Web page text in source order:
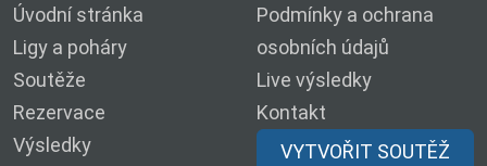
Úvodní stránka
Ligy a poháry
Soutěže
Rezervace
Výsledky
Podmínky a ochrana
osobních údajů
Live výsledky
Kontakt
VYTVOŘIT SOUTĚŽ